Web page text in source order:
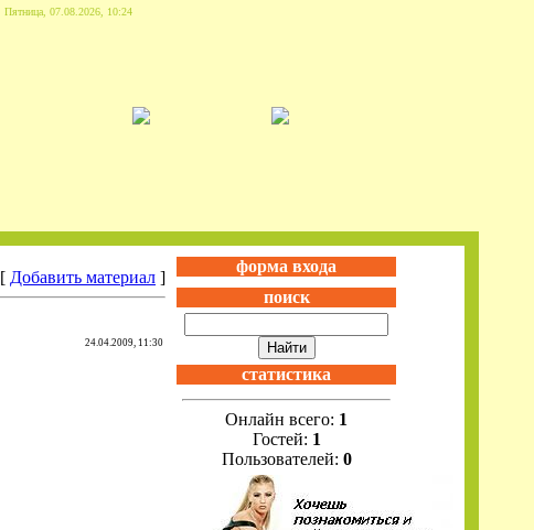
Пятница, 07.08.2026, 10:24
[ Добавить материал ]
24.04.2009, 11:30
форма входа
поиск
статистика
Онлайн всего: 1
Гостей: 1
Пользователей: 0